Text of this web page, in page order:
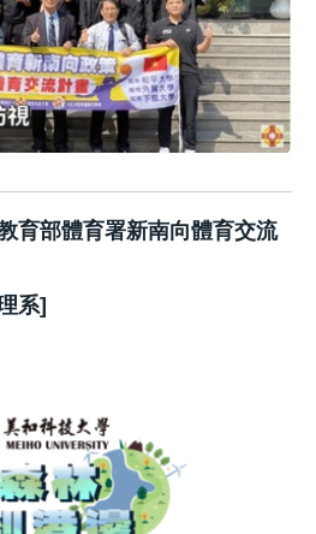
育部體育署新南向體育交流
系]